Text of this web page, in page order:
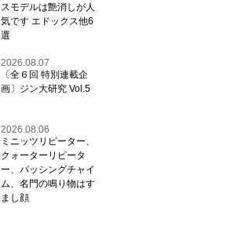
スモデルは艶消しが人
気です エドックス他6
選
2026.08.07
〔全６回 特別連載企
画〕ジン大研究 Vol.5
2026.08.06
ミニッツリピーター、
クォーターリピータ
ー、パッシングチャイ
ム、名門の鳴り物はす
まし顔